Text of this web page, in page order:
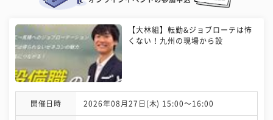
【大林組】転勤&ジョブローテは怖
くない！九州の現場から設
開催日時 2026年08月27日(木) 15:00〜16:00